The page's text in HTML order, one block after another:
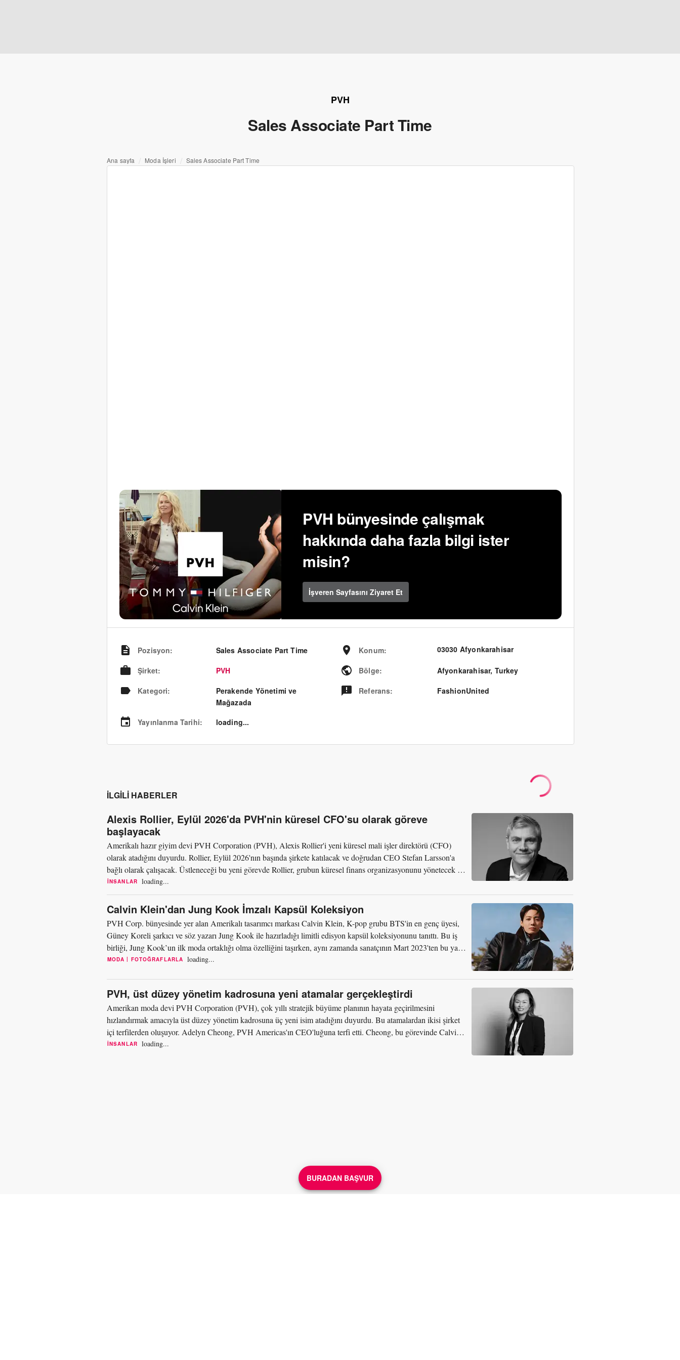
PVH
Sales Associate Part Time
Ana sayfa Moda İşleri Sales Associate Part Time
BURADAN BAŞVUR
PVH bünyesinde çalışmak
hakkında daha fazla bilgi ister
misin?
İşveren Sayfasını Ziyaret Et
Pozisyon:
Sales Associate Part Time
Şirket:
PVH
Kategori:
Perakende Yönetimi ve
Mağazada
Yayınlanma Tarihi: loading...
Konum: 03030 Afyonkarahisar
Bölge: Afyonkarahisar, Turkey
Referans: FashionUnited
İLGILI HABERLER
Alexis Rollier, Eylül 2026'da PVH'nin küresel CFO'su olarak göreve
başlayacak
Amerikalı hazır giyim devi PVH Corporation (PVH), Alexis Rollier'i yeni küresel mali işler direktörü (CFO)
olarak atadığını duyurdu. Rollier, Eylül 2026'nın başında şirkete katılacak ve doğrudan CEO Stefan Larsson'a
bağlı olarak çalışacak. Üstleneceği bu yeni görevde Rollier, grubun küresel finans organizasyonunu yönetecek ve
şirketin dünya...
İNSANLAR loading...
Calvin Klein'dan Jung Kook İmzalı Kapsül Koleksiyon
PVH Corp. bünyesinde yer alan Amerikalı tasarımcı markası Calvin Klein, K-pop grubu BTS'in en genç üyesi,
Güney Koreli şarkıcı ve söz yazarı Jung Kook ile hazırladığı limitli edisyon kapsül koleksiyonunu tanıttı. Bu iş
birliği, Jung Kook’un ilk moda ortaklığı olma özelliğini taşırken, aynı zamanda sanatçının Mart 2023'ten bu yana
global marka el...
MODA | FOTOĞRAFLARLA loading...
PVH, üst düzey yönetim kadrosuna yeni atamalar gerçekleştirdi
Amerikan moda devi PVH Corporation (PVH), çok yıllı stratejik büyüme planının hayata geçirilmesini
hızlandırmak amacıyla üst düzey yönetim kadrosuna üç yeni isim atadığını duyurdu. Bu atamalardan ikisi şirket
içi terfilerden oluşuyor. Adelyn Cheong, PVH Americas'ın CEO'luğuna terfi etti. Cheong, bu görevinde Calvin
Klein ve Tommy Hilfiger...
İNSANLAR loading...